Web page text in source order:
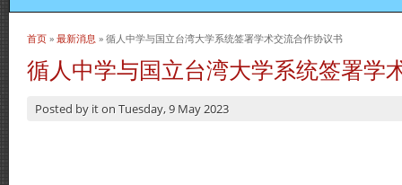
当前位置
首页 » 最新消息 » 循人中学与国立台湾大学系统签署学术交流合作协议书
循人中学与国立台湾大学系统签署学
Posted by iton Tuesday, 9 May 2023